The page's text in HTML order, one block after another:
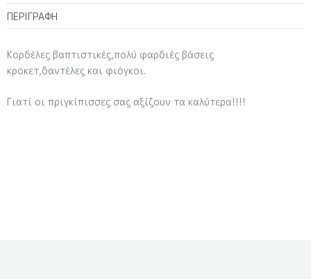
ΠΕΡΙΓΡΑΦΉ
Κορδέλες βαπτιστικές,πολύ φαρδιές βάσεις
κροκετ,δαντέλες και φιόγκοι.
Γιατί οι πριγκίπισσες σας αξίζουν τα καλύτερα!!!!